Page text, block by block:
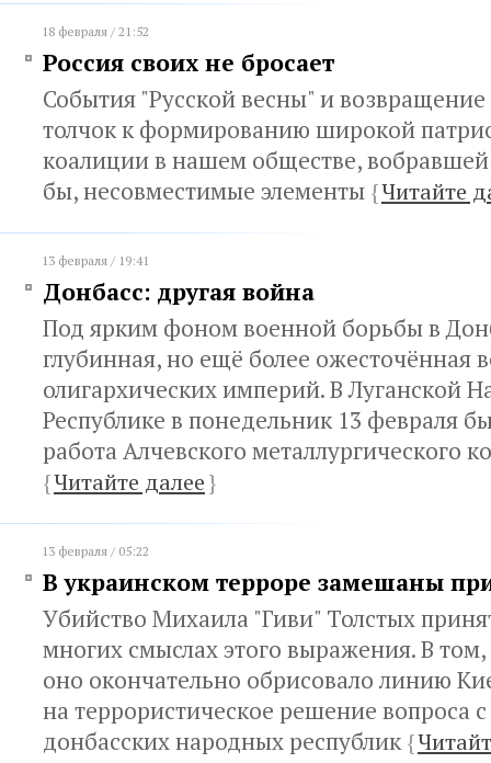
18 февраля / 21:52
Россия своих не бросает
События "Русской весны" и
толчок к формированию широкой
коалиции в нашем обществе, вобравшей
бы, несовместимые элементы {Читайте
13 февраля / 19:41
Донбасс: другая война
Под ярким фоном военной борьбы в
глубинная, но ещё более ожесточённая
олигархических империй. В Луганской
Республике в понедельник 13 февраля
работа Алчевского металлургического
{Читайте далее}
13 февраля / 05:22
В украинском терроре замешаны
Убийство Михаила "Гиви" Толстых
многих смыслах этого выражения. В
оно окончательно обрисовало линию
на террористическое решение вопроса
донбасских народных республик{